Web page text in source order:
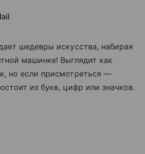
шедевры искусства, набирая
машинке! Выглядит как
но если присмотреться —
из букв, цифр или значков.